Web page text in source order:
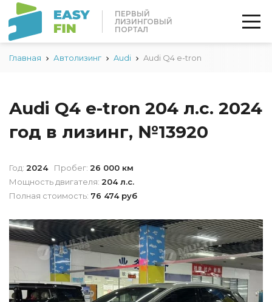
ПЕРВЫЙ
ЛИЗИНГОВЫЙ
ПОРТАЛ
Главная Автолизинг Audi Audi Q4 e-tron
Audi Q4 e-tron 204 л.с. 2024
год в лизинг, №13920
Год: 2024 Пробег: 26 000 км
Мощность двигателя: 204 л.с.
Полная стоимость: 76 474 руб